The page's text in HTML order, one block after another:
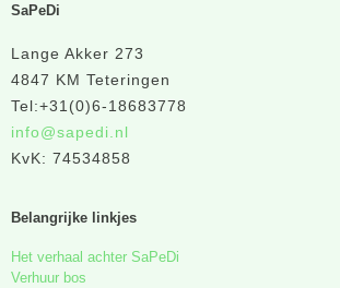
SaPeDi
Lange Akker 273
4847 KM Teteringen
Tel:+31(0)6-18683778
info@sapedi.nl
KvK: 74534858
Belangrijke linkjes
Het verhaal achter SaPeDi
Verhuur bos